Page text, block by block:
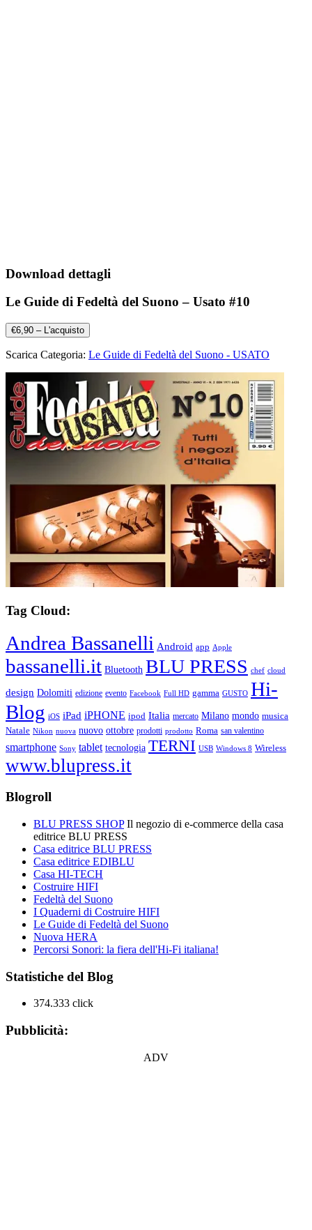
Download dettagli
Le Guide di Fedeltà del Suono – Usato #10
€6,90 – L'acquisto
Scarica Categoria: Le Guide di Fedeltà del Suono - USATO
Tag Cloud:
Andrea Bassanelli Android app Apple
bassanelli.it Bluetooth BLU PRESS chef cloud
design Dolomiti edizione evento Facebook Full HD gamma GUSTO Hi-
Blog iOS iPad iPHONE ipod Italia mercato Milano mondo musica
Natale Nikon nuova nuovo ottobre prodotti prodotto Roma san valentino
smartphone Sony tablet tecnologia TERNI USB Windows 8 Wireless
www.blupress.it
Blogroll
BLU PRESS SHOPIl negozio di e-commerce della casa
editrice BLU PRESS
Casa editrice BLU PRESS
Casa editrice EDIBLU
Casa HI-TECH
Costruire HIFI
Fedeltà del Suono
I Quaderni di Costruire HIFI
Le Guide di Fedeltà del Suono
Nuova HERA
Percorsi Sonori: la fiera dell'Hi-Fi italiana!
Statistiche del Blog
374.333 click
Pubblicità:
ADV